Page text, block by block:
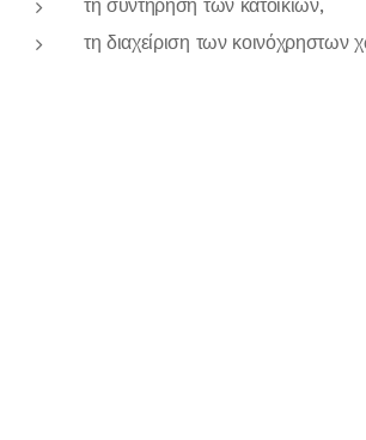
τη συντήρηση των κατοικιών,
τη διαχείριση των κοινόχρηστων